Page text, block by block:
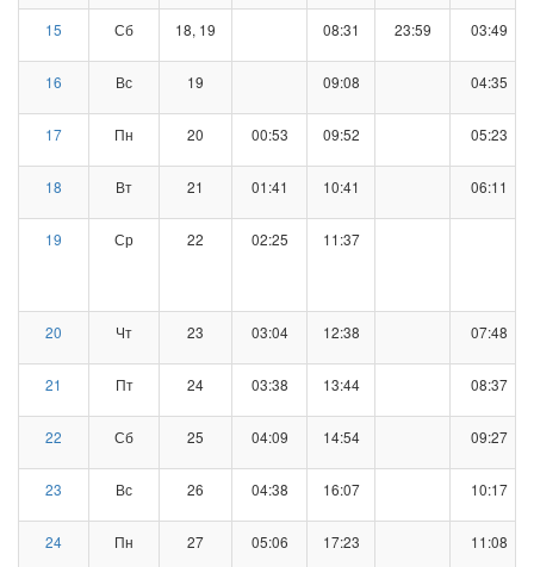
15 Сб 18, 19 08:31 23:59 03:49
16 Вс 19 09:08 04:35
17 Пн 20 00:53 09:52 05:23
18 Вт 21 01:41 10:41 06:11
19 Ср 22 02:25 11:37
20 Чт 23 03:04 12:38 07:48
21 Пт 24 03:38 13:44 08:37
22 Сб 25 04:09 14:54 09:27
23 Вс 26 04:38 16:07 10:17
24 Пн 27 05:06 17:23 11:08